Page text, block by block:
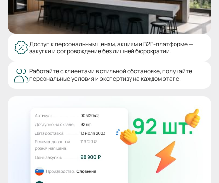
Доступ к персональным ценам, акциям и B2B-платформе —
закупки и сопровождение без лишней бюрократии.
Работайте с клиентами в стильной обстановке, получайте
персональные условия и экспертизу на каждом этапе.